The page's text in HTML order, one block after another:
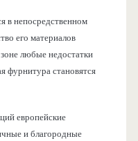
в непосредственном
его материалов
любые недостатки
фурнитура становятся
европейские
и благородные